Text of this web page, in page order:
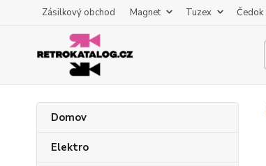
Zásilkový obchod Magnet Tuzex Čedok
Domov
Elektro